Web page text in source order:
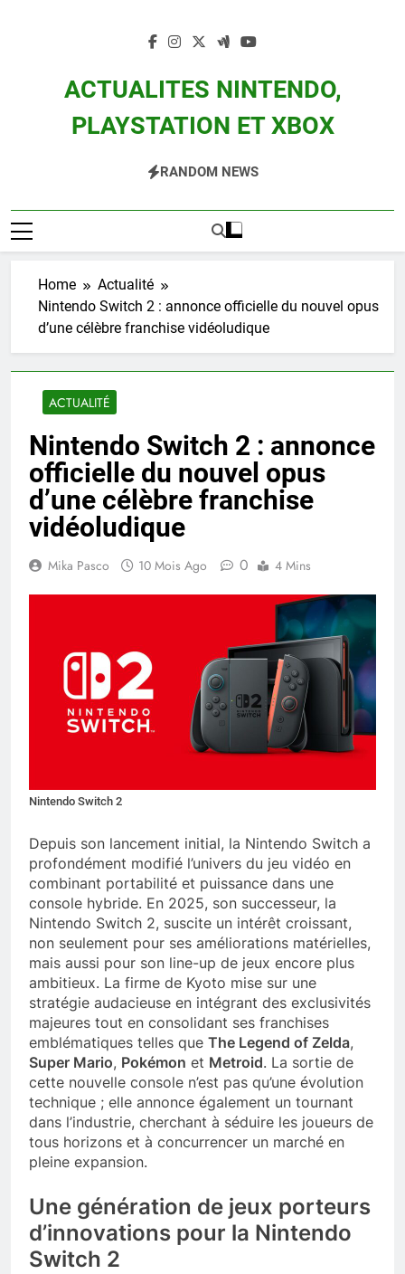
ACTUALITES NINTENDO,
PLAYSTATION ET XBOX
Zelda, Splatoon, Pokemon Entre Autres
RANDOM NEWS
Home
Actualité
Nintendo Switch 2 : annonce officielle du nouvel opus
d’une célèbre franchise vidéoludique
ACTUALITÉ
Nintendo Switch 2 : annonce
officielle du nouvel opus
d’une célèbre franchise
vidéoludique
Mika Pasco 10 Mois Ago 0 4 Mins
Nintendo Switch 2
Depuis son lancement initial, la Nintendo Switch a
profondément modifié l’univers du jeu vidéo en
combinant portabilité et puissance dans une
console hybride. En 2025, son successeur, la
Nintendo Switch 2, suscite un intérêt croissant,
non seulement pour ses améliorations matérielles,
mais aussi pour son line-up de jeux encore plus
ambitieux. La firme de Kyoto mise sur une
stratégie audacieuse en intégrant des exclusivités
majeures tout en consolidant ses franchises
emblématiques telles que The Legend of Zelda,
Super Mario, Pokémon et Metroid. La sortie de
cette nouvelle console n’est pas qu’une évolution
technique ; elle annonce également un tournant
dans l’industrie, cherchant à séduire les joueurs de
tous horizons et à concurrencer un marché en
pleine expansion.
Une génération de jeux porteurs
d’innovations pour la Nintendo
Switch 2